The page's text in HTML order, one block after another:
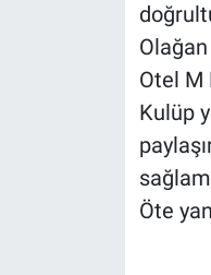
Otel M
Kulüp
Öte